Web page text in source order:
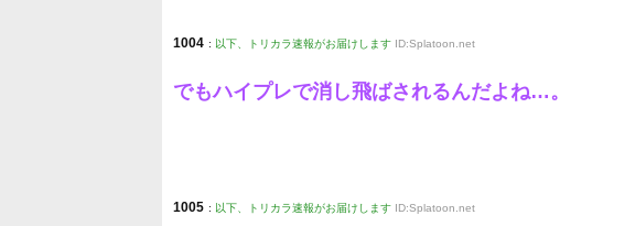
1004 : 以下、トリカラ速報がお届けします ID:Splatoon.net
でもハイプレで消し飛ばされるんだよね…。
1005 : 以下、トリカラ速報がお届けします ID:Splatoon.net